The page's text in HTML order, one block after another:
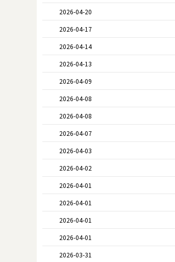
2026-04-20
2026-04-17
2026-04-14
2026-04-13
2026-04-09
2026-04-08
2026-04-08
2026-04-07
2026-04-03
2026-04-02
2026-04-01
2026-04-01
2026-04-01
2026-04-01
2026-03-31